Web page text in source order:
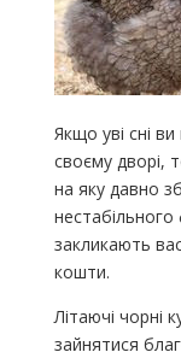
Якщо уві сні
своєму дворі,
на яку давно
закликають
кошти.
Літаючі чорні
зайнятися